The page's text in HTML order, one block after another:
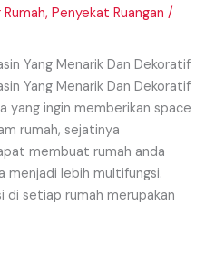
,Penyekat Ruangan /
Yang Menarik Dan Dekoratif
Yang Menarik Dan Dekoratif
yang ingin memberikan space
rumah, sejatinya
membuat rumah anda
menjadi lebih multifungsi.
di setiap rumah merupakan